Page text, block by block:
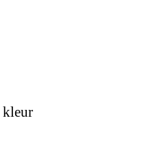
kleur